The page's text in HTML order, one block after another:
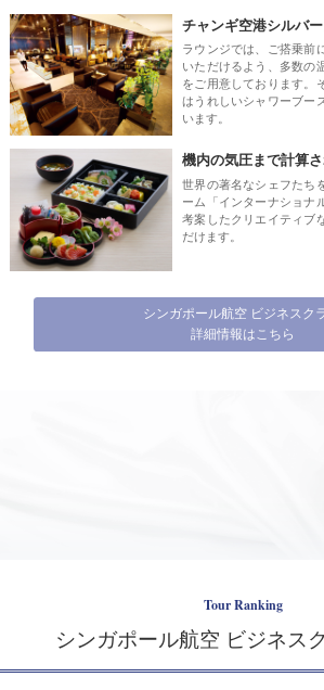
チャンギ空港シルバ
ラウンジでは、ご搭乗前
いただけるよう、多数の
をご用意しております。
はうれしいシャワーブー
います。
機内の気圧まで計算
世界の著名なシェフたち
ーム「インターナショナ
考案したクリエイティブ
だけます。
シンガポール航空 ビジネスク
詳細情報はこちら
Tour Ranking
シンガポール航空 ビジネス